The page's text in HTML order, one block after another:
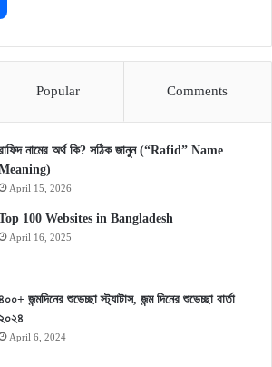
Popular Comments
নামের অর্থ কি? সঠিক জানুন (“Rafid” Name
April 15, 2026
100 Websites in Bangladesh
April 16, 2025
জন্মদিনের শুভেচ্ছা স্ট্যাটাস, জন্ম দিনের শুভেচ্ছা বার্তা
April 6, 2024